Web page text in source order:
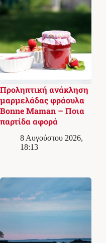
Προληπτική ανάκληση
μαρμελάδας φράουλα
Bonne Maman – Ποια
παρτίδα αφορά
8 Αυγούστου 2026,
18:13